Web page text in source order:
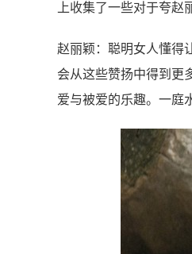
上收集了一些对于夸
赵丽颖：聪明女人懂得
会从这些赞扬中得到更
爱与被爱的乐趣。一庭